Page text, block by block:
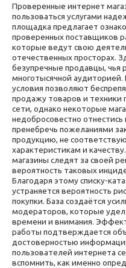
Проверенные интернет
пользоваться услугами
площадка предлагает
проверенных поставщиков
которые ведут свою
отечественных просторах.
безупречные продавцы, чья
многотысячной
условия позволяют
продажу товаров и
сети, однако некоторые
недобросовестно
пренебречь пожеланиями
продукцию, не
характеристикам и
магазины следят за своей
вероятность таковых
Благодаря этому списку-
устраняется вероятность
покупки. База создаётся
модераторов, которые
времени и внимания.
работы подтверждается
достоверностью
пользователей интернета
вспомнить, как именно